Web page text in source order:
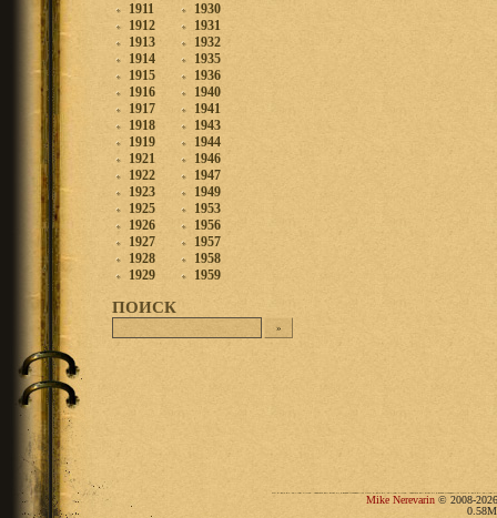
1911
1912
1913
1914
1915
1916
1917
1918
1919
1921
1922
1923
1925
1926
1927
1928
1929
1930
1931
1932
1935
1936
1940
1941
1943
1944
1946
1947
1949
1953
1956
1957
1958
1959
ПОИСК
Mike Nerevarin © 2008-